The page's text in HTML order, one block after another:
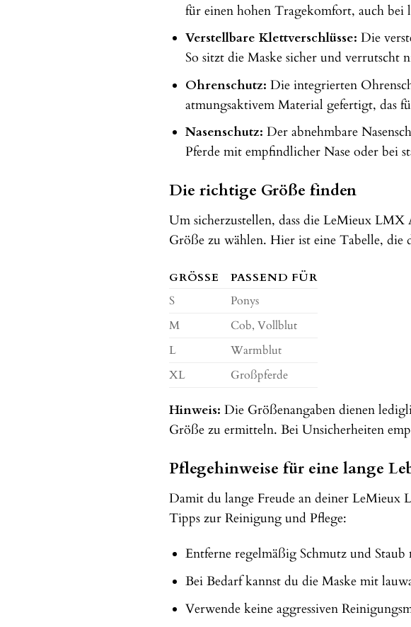
für einen hohen Tragekomfort, auch bei
Verstellbare Klettverschlüsse: Die
So sitzt die Maske sicher und verrutscht
Ohrenschutz: Die integrierten
atmungsaktivem Material gefertigt, das
Nasenschutz: Der abnehmbare
Pferde mit empfindlicher Nase oder bei
Die richtige Größe finden
Um sicherzustellen, dass die LeMieux
Größe zu wählen. Hier ist eine Tabelle, die
GRÖSSE
PASSEND FÜR
S
Ponys
M
Cob, Vollblut
L
Warmblut
XL
Großpferde
Hinweis: Die Größenangaben dienen
Größe zu ermitteln. Bei Unsicherheiten
Pflegehinweise für eine lange
Damit du lange Freude an deiner LeMieux
Tipps zur Reinigung und Pflege:
Entferne regelmäßig Schmutz und
Bei Bedarf kannst du die Maske mit
Verwende keine aggressiven